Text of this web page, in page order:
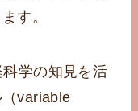
す。
学の知見を活
variable